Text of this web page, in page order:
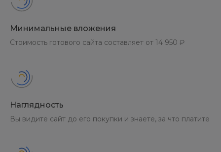
Минимальные вложения
Стоимость готового сайта составляет от 14 950 ₽
Наглядность
Вы видите сайт до его покупки и знаете, за что платите